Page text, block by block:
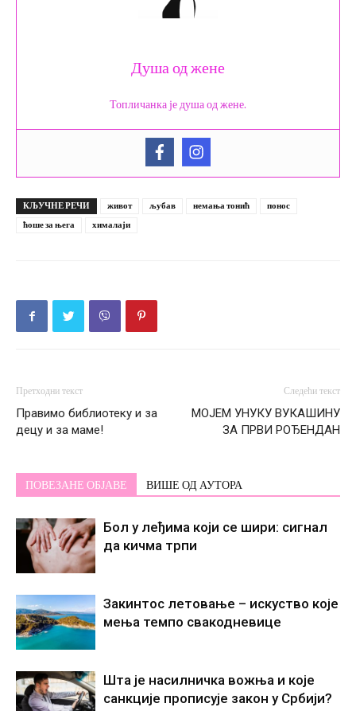
Душа од жене
Топличанка је душа од жене.
КЉУЧНЕ РЕЧИ живот љубав немања тонић
понос
ћоше за њега
хималаји
Претходни текст
Правимо библиотеку и за
децу и за маме!
Следећи текст
МОЈЕМ УНУКУ ВУКАШИНУ
ЗА ПРВИ РОЂЕНДАН
ПОВЕЗАНЕ ОБЈАВЕ ВИШЕ ОД АУТОРА
Бол у леђима који се шири: сигнал
да кичма трпи
Закинтос летовање – искуство које
мења темпо свакодневице
Шта је насилничка вожња и које
санкције прописује закон у Србији?